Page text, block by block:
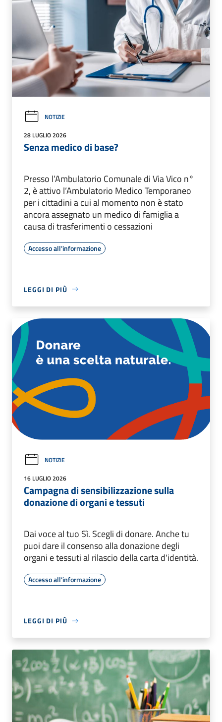
NOTIZIE
28 LUGLIO 2026
Senza medico di base?
Presso l’Ambulatorio Comunale di Via Vico n°
2, è attivo l’Ambulatorio Medico Temporaneo
per i cittadini a cui al momento non è stato
ancora assegnato un medico di famiglia a
causa di trasferimenti o cessazioni
Accesso all'informazione
LEGGI DI PIÙ
NOTIZIE
16 LUGLIO 2026
Campagna di sensibilizzazione sulla
donazione di organi e tessuti
Dai voce al tuo Sì. Scegli di donare. Anche tu
puoi dare il consenso alla donazione degli
organi e tessuti al rilascio della carta d'identità.
Accesso all'informazione
LEGGI DI PIÙ